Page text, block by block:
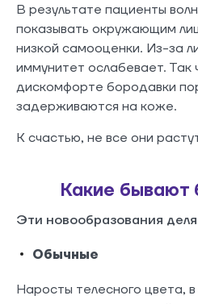
В результате пациенты
показывать окружающим
низкой самооценки. Из-за
иммунитет ослабевает. Так
дискомфорте бородавки
задерживаются на коже.
К счастью, не все они
Какие бывают
Эти новообразования
Обычные
Наросты телесного цвета,